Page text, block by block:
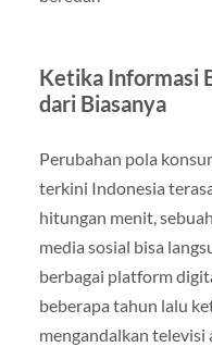
Ketika Informasi
dari Biasanya
Perubahan pola
terkini Indonesia
hitungan menit,
media sosial bisa
berbagai platform
beberapa tahun lalu
mengandalkan televisi